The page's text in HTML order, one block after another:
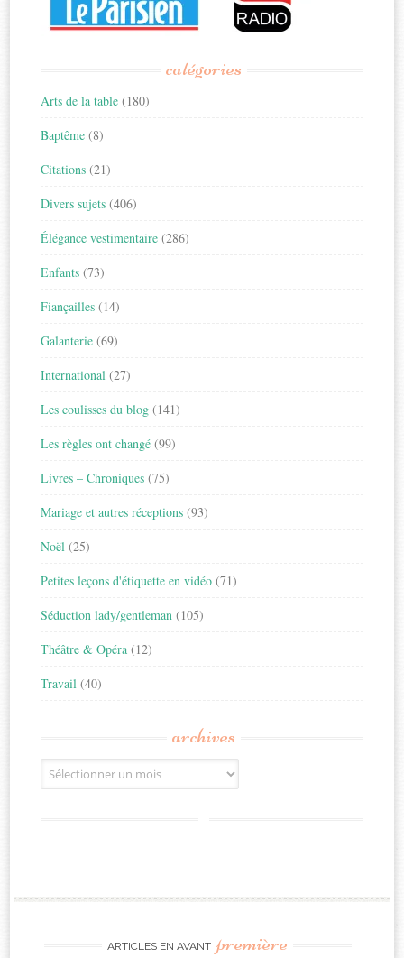
catégories
Arts de la table (180)
Baptême (8)
Citations (21)
Divers sujets (406)
Élégance vestimentaire (286)
Enfants (73)
Fiançailles (14)
Galanterie (69)
International (27)
Les coulisses du blog (141)
Les règles ont changé (99)
Livres – Chroniques (75)
Mariage et autres réceptions (93)
Noël (25)
Petites leçons d'étiquette en vidéo (71)
Séduction lady/gentleman (105)
Théâtre & Opéra (12)
Travail (40)
archives
Archives
ARTICLES EN AVANT première